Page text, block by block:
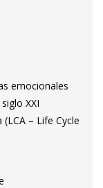
emocionales
XXI
– Life Cycle